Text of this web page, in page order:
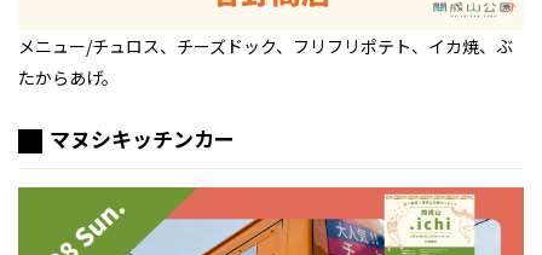
メニュー/チュロス、チーズドック、フリフリポテト、イカ焼、ぶ
たからあげ。
マヌシキッチンカー